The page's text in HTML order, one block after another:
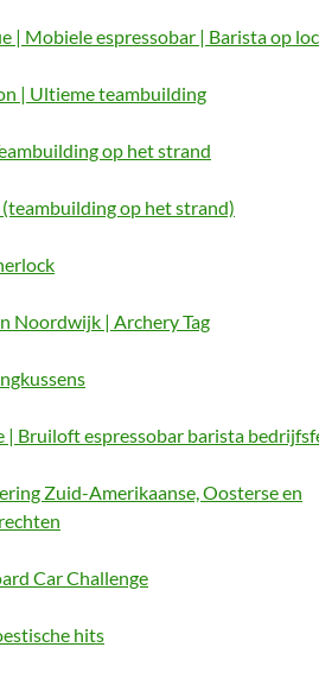
| Mobiele espressobar | Barista op
| Ultieme teambuilding
op het strand
(teambuilding op het strand)
Noordwijk | Archery Tag
| Bruiloft espressobar barista
Zuid-Amerikaanse, Oosterse en
Car Challenge
hits